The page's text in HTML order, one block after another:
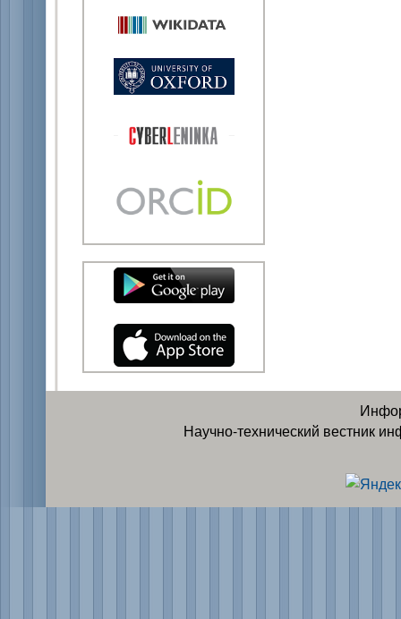
Научно-технический вестник